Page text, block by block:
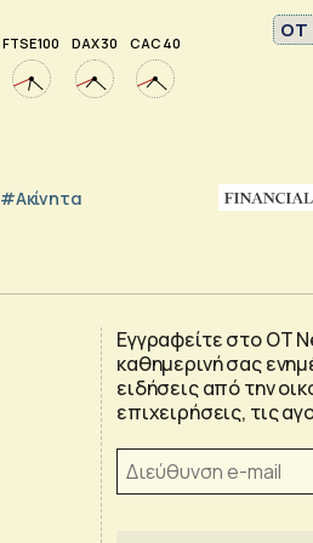
FTSE 100 DAX 30 CAC 40
OT
#Ακίνητα
Εγγραφείτε στο OT
καθημερινή σας
ειδήσεις από την
επιχειρήσεις, τις